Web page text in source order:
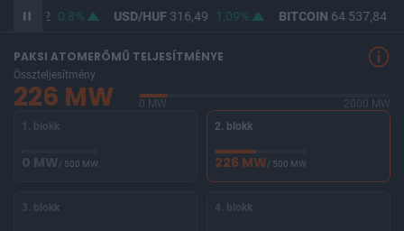
364,62 0,8% USD/HUF316,49 1,09% BITCOIN64 537,84
PAKSI ATOMERŐMŰ TELJESÍTMÉNYE
Összteljesítmény
226 MW 0 MW
2000 MW
1. blokk
0 MW/ 500 MW
2. blokk
226 MW/ 500 MW
3. blokk 4. blokk